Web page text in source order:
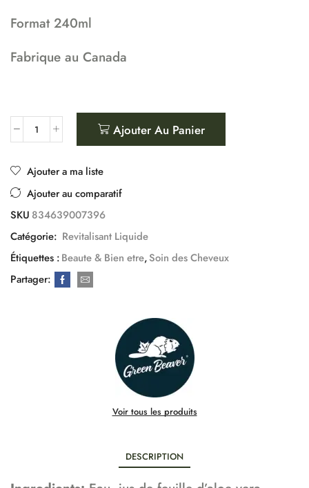
Format 240ml
Fabrique au Canada
Ajouter Au Panier
Ajouter a ma liste
Ajouter au comparatif
SKU 834639007396
Catégorie: Revitalisant Liquide
Étiquettes :Beaute & Bien etre,Soin des Cheveux
Partager:
Voir tous les produits
DESCRIPTION